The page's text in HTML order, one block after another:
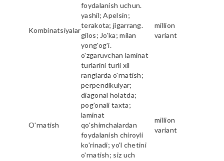
foydalanish uchun.
Kombinatsiyalar
yashil; Apelsin;
terakota; jigarrang.
gilos; Jo'ka; milan
yong'og'i.
million
variant
O'rnatish
o'zgaruvchan laminat
turlarini turli xil
ranglarda o'rnatish;
perpendikulyar;
diagonal holatda;
pog'onali taxta;
laminat
qo'shimchalardan
foydalanish chiroyli
ko'rinadi; yo'l chetini
o'rnatish; siz uch
million
variant